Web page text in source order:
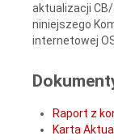
aktualizacji
niniejszego
internetowej
Raport z
Karta